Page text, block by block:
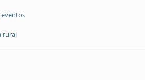
eventos
rural